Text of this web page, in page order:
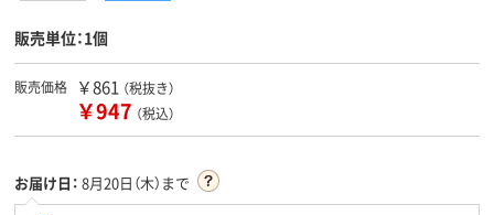
販売単位：1個
販売価格 ￥861 （税抜き）
￥947 （税込）
お届け日： 8月20日（木）まで